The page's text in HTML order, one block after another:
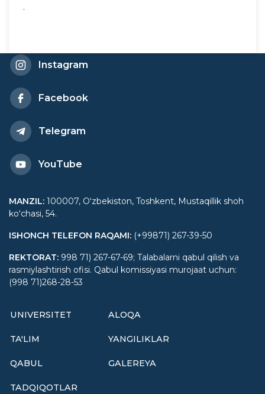
.
Instagram
Facebook
Telegram
YouTube
MANZIL: 100007, Oʻzbekiston, Toshkent, Mustaqillik shoh
koʻchasi, 54.
ISHONCH TELEFON RAQAMI: (+99871) 267-39-50
REKTORAT: 998 71) 267-67-69; Talabalarni qabul qilish va
rasmiylashtirish ofisi. Qabul komissiyasi murojaat uchun:
(998 71)268-28-53
UNIVERSITET
TA'LIM
QABUL
TADQIQOTLAR
ALOQA
YANGILIKLAR
GALEREYA